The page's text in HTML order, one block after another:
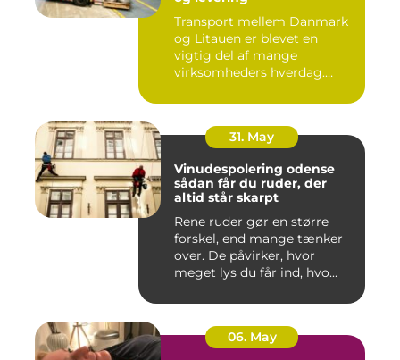
Transport mellem Danmark
og Litauen er blevet en
vigtig del af mange
virksomheders hverdag.
31. May
Vinudespolering odense
sådan får du ruder, der
altid står skarpt
Rene ruder gør en større
forskel, end mange tænker
over. De påvirker, hvor
meget lys du får ind, hvo...
06. May